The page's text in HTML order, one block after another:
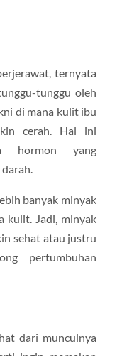
ternyata
tunggu oleh
di mana kulit ibu
cerah. Hal ini
hormon yang
banyak minyak
kulit. Jadi, minyak
sehat atau justru
pertumbuhan
dari munculnya